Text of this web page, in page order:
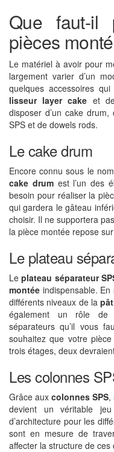
Que faut-il
pièces
Le matériel à avoir pour
largement varier d’un
quelques accessoires
lisseur layer cake et
disposer d’un cake
SPS et de dowels rods.
Le cake drum
Encore connu sous le
cake drumest l’un des
besoin pour réaliser la
qui gardera le gâteau
choisir. Il ne supportera
la pièce montée repose
Le plateau
Leplateau séparateur
montée indispensable.
différents niveaux de la
également un rôle de
séparateurs qu’il vous
souhaitez que votre
trois étages, deux
Les colonnes
Grâce aux colonnes SPS,
devient un véritable jeu
d’architecture pour les
sont en mesure de
affecter la structure de ces